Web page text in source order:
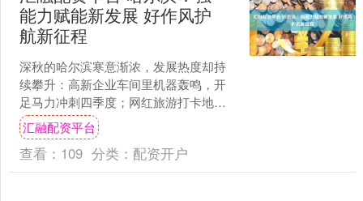
能力赋能新发展 好作风护
航新征程
深秋的哈尔滨寒意渐浓，发展热度却持
续攀升：高新企业车间里机器轰鸣，开
足马力冲刺四季度；网红旅游打卡地刷
屏朋友圈，秋韵活力满格；重点项目建
设现场热潮涌动，攻坚克难....
汇融配资平台
查看： 109 分类： 配资开户